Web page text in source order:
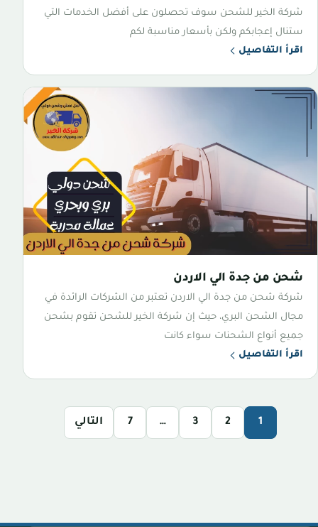
شركة الخير للشحن سوف تحصلون على أفضل الخدمات التي
ستنال إعجابكم ولكن بأسعار مناسبة لكم
اقرأ التفاصيل
شحن من جدة الي الاردن
شركة شحن من جدة الي الاردن تعتبر من الشركات الرائدة في
مجال الشحن البري، حيث إن شركة الخير للشحن تقوم بشحن
جميع أنواع الشحنات سواء كانت
اقرأ التفاصيل
1
2
3
…
7 التالي